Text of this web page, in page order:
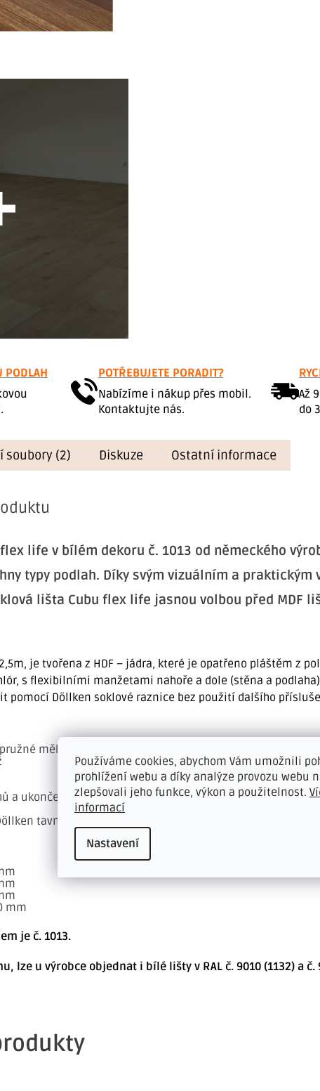
Používáme cookies, abychom Vám umožnili
prohlížení webu a díky analýze provozu webu
zlepšovali jeho funkce, výkon a použitelnost.
informací
Nastavení
PODLAH
POTŘEBUJETE PORADIT?
Nabízíme i nákup přes mobil.
Kontaktujte nás.
Až
do
soubory (2) Diskuze Ostatní informace
life v bílém dekoru č. 1013 od německého
typy podlah. Díky svým vizuálním a praktickým
lišta Cubu flex life jasnou volbou před MDF
je tvořena z HDF – jádra, které je opatřeno pláštěm z
s flexibilními manžetami nahoře a dole (stěna a
pomocí Döllken soklové raznice bez použití dalšího
měkké rty)
a ukončení profilů s použitím Döllken raznice, není potřeba
tavným lepidlem nebo lepidly SOKLFIX, MAMUT, DR.MAXX
mm
je č. 1013.
lze u výrobce objednat i bílé lišty v RAL č. 9010 (1132) a č.